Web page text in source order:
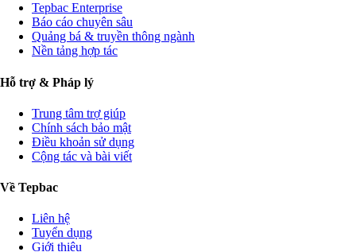
Tepbac Enterprise
Báo cáo chuyên sâu
Quảng bá & truyền thông ngành
Nền tảng hợp tác
Hỗ trợ & Pháp lý
Trung tâm trợ giúp
Chính sách bảo mật
Điều khoản sử dụng
Cộng tác và bài viết
Về Tepbac
Liên hệ
Tuyển dụng
Giới thiệu